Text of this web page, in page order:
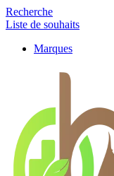
Recherche
Liste de souhaits
Marques